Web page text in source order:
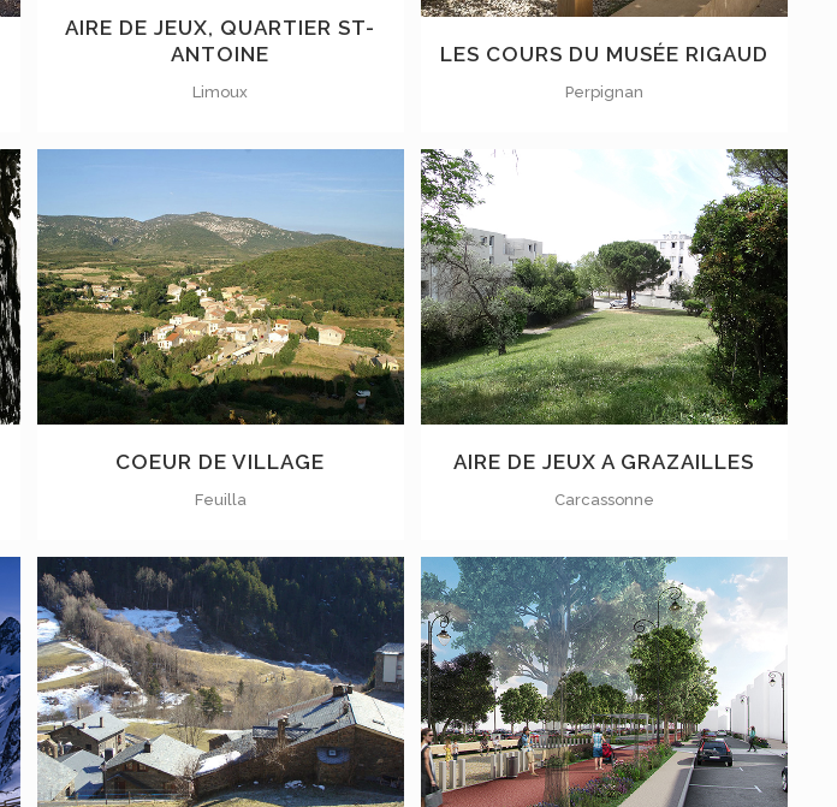
AIRE DE JEUX, QUARTIER ST-
ANTOINE
Limoux
LES COURS DU MUSÉE RIGAUD
Perpignan
VOIR
COEUR DE VILLAGE
Feuilla
VOIR
AIRE DE JEUX A GRAZAILLES
Carcassonne
VOIR VOIR